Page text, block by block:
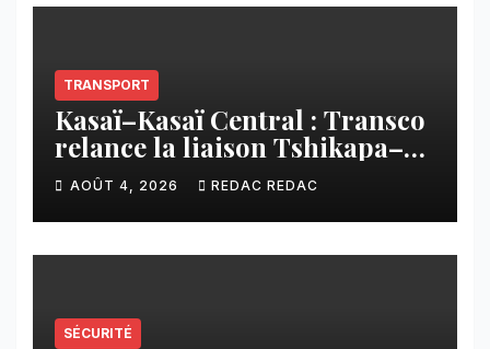
TRANSPORT
Kasaï–Kasaï Central : Transco
relance la liaison Tshikapa–
Tshiamu pour faciliter les
échanges
AOÛT 4, 2026 REDAC REDAC
SÉCURITÉ